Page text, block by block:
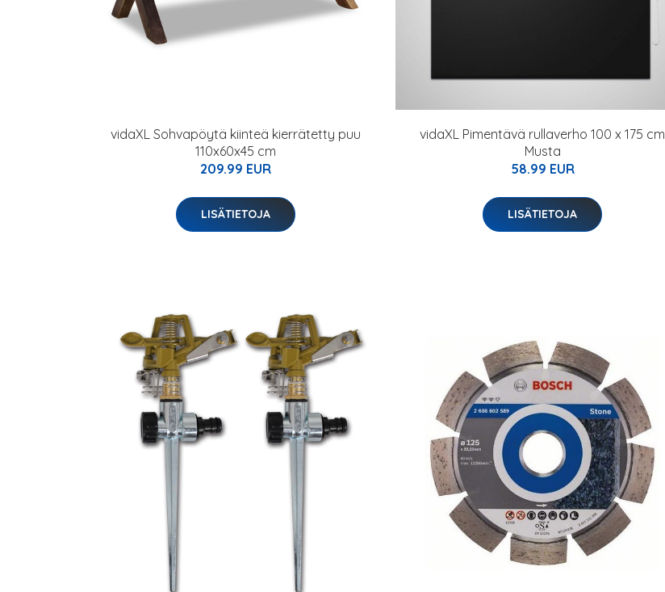
vidaXL Sohvapöytä kiinteä kierrätetty puu
110x60x45 cm
209.99 EUR
LISÄTIETOJA
vidaXL Pimentävä rullaverho 100 x 175 cm
Musta
58.99 EUR
LISÄTIETOJA